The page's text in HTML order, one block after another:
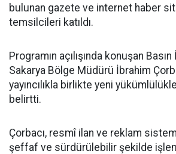
bulunan gazete ve internet haber
temsilcileri katıldı.
Programın açılışında konuşan
Sakarya Bölge Müdürü İbrahim
yayıncılıkla birlikte yeni
belirtti.
Çorbacı, resmî ilan ve reklam
şeffaf ve sürdürülebilir şekilde